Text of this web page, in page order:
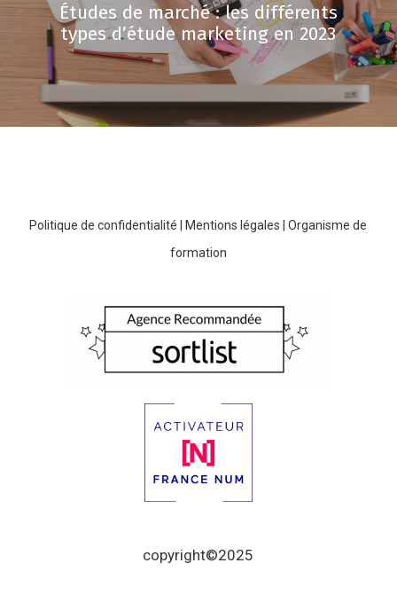
Études de marché : les différents
types d’étude marketing en 2023
Politique de confidentialité Mentions légales |Organisme de
formation
copyright©2025